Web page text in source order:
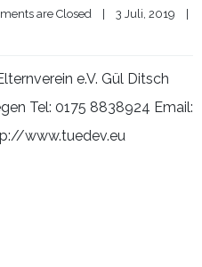
are Closed 3 Juli, 2019
e.V. Gül Ditsch
Tel: 0175 8838924 Email:
www.tuedev.eu